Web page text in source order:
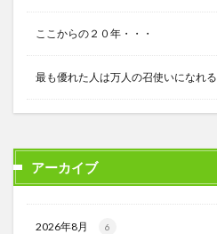
ここからの２０年・・・
最も優れた人は万人の召使いになれる
アーカイブ
2026年8月 6